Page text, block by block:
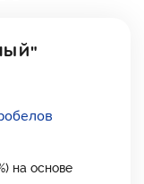
на основе